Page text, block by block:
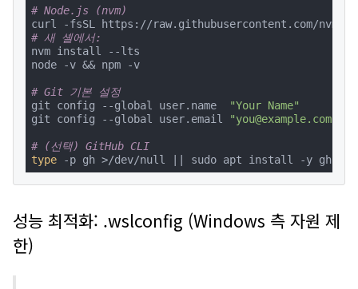
# Node.js (nvm)
# 새 셸에서:
nvm install --lts
node -v && npm -v
# Git 기본 설정
git config --global user.name
"Your Name"
git config --global user.email
"you@example.com"
# (선택) GitHub CLI
type -p gh >/dev/null || sudo apt install -y gh
성능 최적화: .wslconfig (Windows 측 자원 제
한)